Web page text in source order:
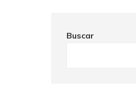
Buscar